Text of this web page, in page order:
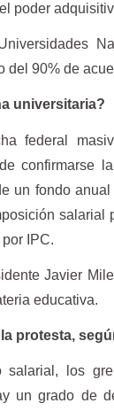
poder
del 90% de
universitaria?
federal
confirmarse
un fondo
salarial
IPC.
Javier
educativa.
protesta,
salarial, los
un grado de